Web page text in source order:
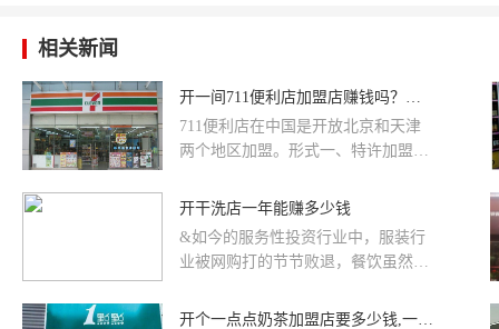
相关新闻
开一间711便利店加盟店赚钱吗？一年赚多少钱？
711便利店在中国是开放北京和天津
两个地区加盟。形式一、特许加盟连
62%；二、经营委托加盟（D型）加
开干洗店一年能赚多少钱
&如今的服务性投资行业中，服装行
业被网购打的节节败退，餐饮虽然火
槛又特别高，唯有新兴的干洗行业，
开个一点点奶茶加盟店要多少钱,一年能赚多少？